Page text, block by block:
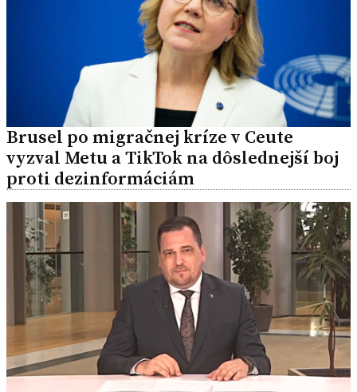
Brusel po migračnej kríze v Ceute
vyzval Metu a TikTok na dôslednejší boj
proti dezinformáciám